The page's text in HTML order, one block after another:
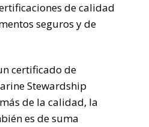
de calidad
seguros y de
certificado de
Stewardship
de la calidad, la
es de suma